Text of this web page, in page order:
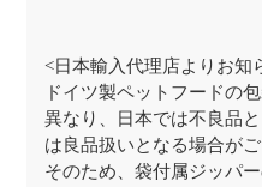
<日本輸入代理店よりお知
ドイツ製ペットフードの
異なり、日本では不良品
は良品扱いとなる場合がご
そのため、袋付属ジッパ